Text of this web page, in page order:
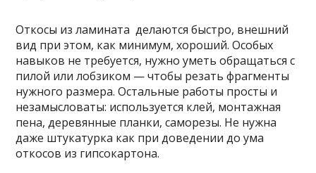
Откосы из ламината делаются быстро, внешний
вид при этом, как минимум, хороший. Особых
навыков не требуется, нужно уметь обращаться с
пилой или лобзиком — чтобы резать фрагменты
нужного размера. Остальные работы просты и
незамысловаты: используется клей, монтажная
пена, деревянные планки, саморезы. Не нужна
даже штукатурка как при доведении до ума
откосов из гипсокартона.